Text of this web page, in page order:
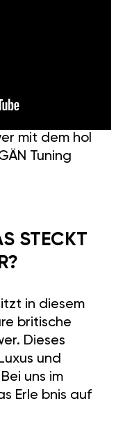
mit dem hol
Tuning
STECKT
in diesem
britische
Dieses
und
uns im
Erle bnis auf